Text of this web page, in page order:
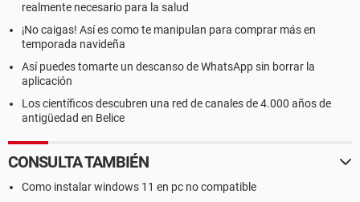
realmente necesario para la salud
¡No caigas! Así es como te manipulan para comprar más en
temporada navideña
Así puedes tomarte un descanso de WhatsApp sin borrar la
aplicación
Los científicos descubren una red de canales de 4.000 años de
antigüedad en Belice
CONSULTA TAMBIÉN
Como instalar windows 11 en pc no compatible